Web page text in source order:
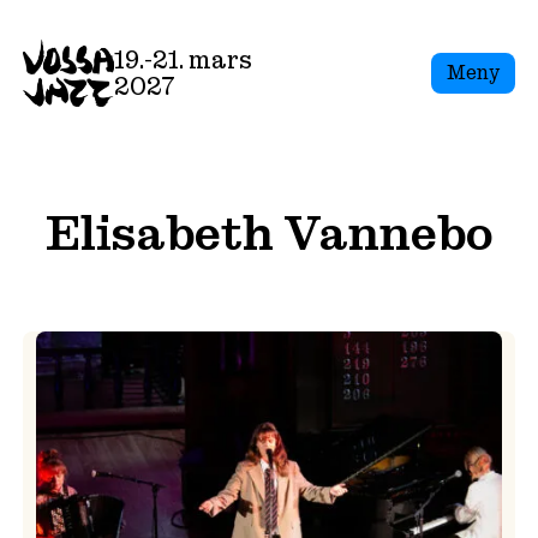
to
content
19.-21. mars
2027
Meny
Elisabeth Vannebo